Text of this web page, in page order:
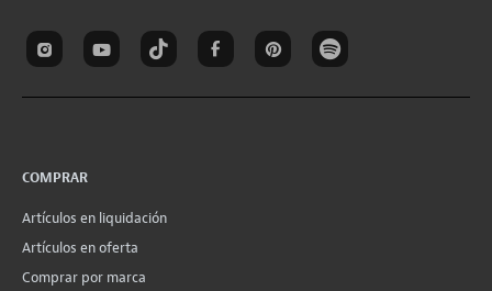
COMPRAR
Artículos en liquidación
Artículos en oferta
Comprar por marca